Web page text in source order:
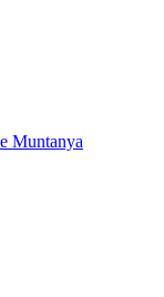
Muntanya